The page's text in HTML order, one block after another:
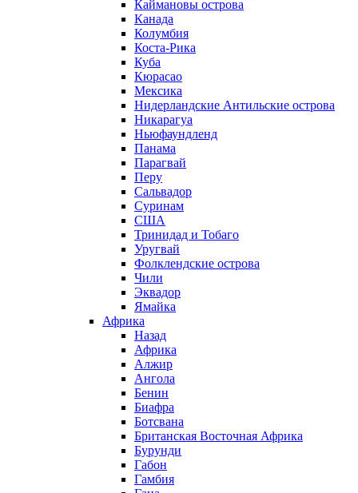
Каймановы острова
Канада
Колумбия
Коста-Рика
Куба
Кюрасао
Мексика
Нидерландские Антильские острова
Никарагуа
Ньюфаундленд
Панама
Парагвай
Перу
Сальвадор
Суринам
США
Тринидад и Тобаго
Уругвай
Фолклендские острова
Чили
Эквадор
Ямайка
Африка
Назад
Африка
Алжир
Ангола
Бенин
Биафра
Ботсвана
Британская Восточная Африка
Бурунди
Габон
Гамбия